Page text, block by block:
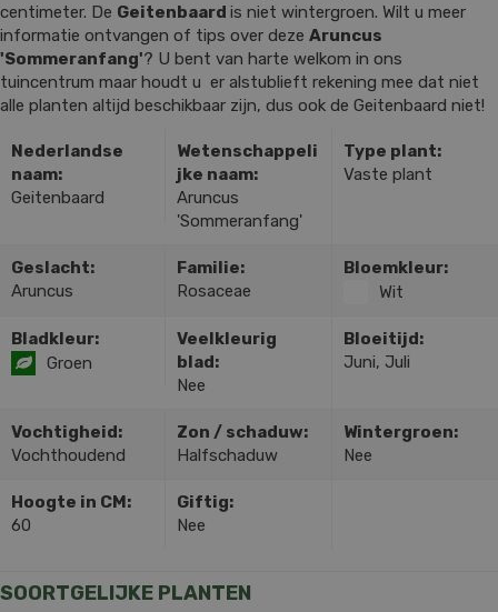
centimeter. De Geitenbaard is niet wintergroen. Wilt u meer
informatie ontvangen of tips over deze Aruncus
'Sommeranfang'? U bent van harte welkom in ons
tuincentrum maar houdt u er alstublieft rekening mee dat niet
alle planten altijd beschikbaar zijn, dus ook de Geitenbaard niet!
Nederlandse
naam:
Geitenbaard
Wetenschappeli
jke naam:
Aruncus
'Sommeranfang'
Type plant:
Vaste plant
Geslacht:
Aruncus
Familie:
Rosaceae
Bloemkleur:
Wit
Bladkleur:
Groen
Veelkleurig
blad:
Nee
Bloeitijd:
Juni, Juli
Vochtigheid:
Vochthoudend
Zon / schaduw:
Halfschaduw
Wintergroen:
Nee
Hoogte in CM:
60
Giftig:
Nee
SOORTGELIJKE PLANTEN